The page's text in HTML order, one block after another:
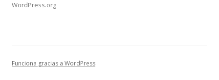
WordPress.org
Funciona gracias a WordPress